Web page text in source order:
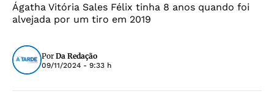
Ágatha Vitória Sales Félix tinha 8 anos quando foi
alvejada por um tiro em 2019
Por Da Redação
09/11/2024 - 9:33 h